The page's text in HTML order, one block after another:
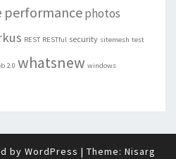
performancephotos
REST RESTful security sitemesh test
2.0 whatsnew windows
by WordPress | Theme: Nisarg